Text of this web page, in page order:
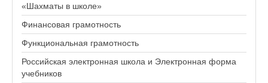
«Шахматы в школе»
Финансовая грамотность
Функциональная грамотность
Российская электронная школа и Электронная форма
учебников